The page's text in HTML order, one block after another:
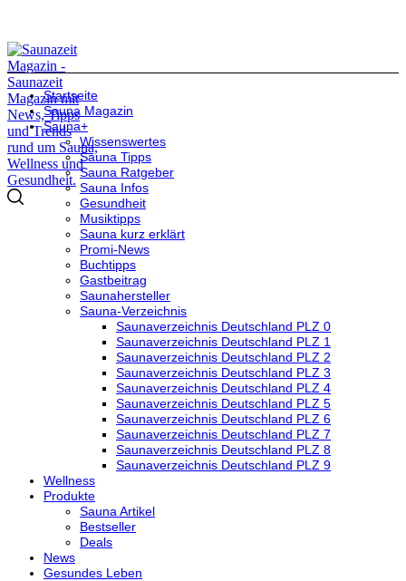
Startseite
Sauna Magazin
Sauna+
Wissenswertes
Sauna Tipps
Sauna Ratgeber
Sauna Infos
Gesundheit
Musiktipps
Sauna kurz erklärt
Promi-News
Buchtipps
Gastbeitrag
Saunahersteller
Sauna-Verzeichnis
Saunaverzeichnis Deutschland PLZ 0
Saunaverzeichnis Deutschland PLZ 1
Saunaverzeichnis Deutschland PLZ 2
Saunaverzeichnis Deutschland PLZ 3
Saunaverzeichnis Deutschland PLZ 4
Saunaverzeichnis Deutschland PLZ 5
Saunaverzeichnis Deutschland PLZ 6
Saunaverzeichnis Deutschland PLZ 7
Saunaverzeichnis Deutschland PLZ 8
Saunaverzeichnis Deutschland PLZ 9
Wellness
Produkte
Sauna Artikel
Bestseller
Deals
News
Gesundes Leben